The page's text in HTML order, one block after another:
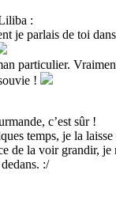
:
je parlais de toi
particulier.
!
c’est sûr !
temps, je la
de la voir grandir, je
:/